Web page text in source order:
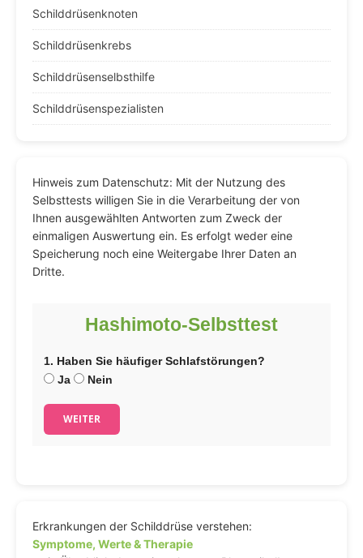
Schilddrüsenknoten
Schilddrüsenkrebs
Schilddrüsenselbsthilfe
Schilddrüsenspezialisten
Hinweis zum Datenschutz: Mit der Nutzung des
Selbsttests willigen Sie in die Verarbeitung der von
Ihnen ausgewählten Antworten zum Zweck der
einmaligen Auswertung ein. Es erfolgt weder eine
Speicherung noch eine Weitergabe Ihrer Daten an
Dritte.
Hashimoto-Selbsttest
1. Haben Sie häufiger Schlafstörungen?
Ja
Nein
WEITER
Erkrankungen der Schilddrüse verstehen:
Symptome, Werte & Therapie